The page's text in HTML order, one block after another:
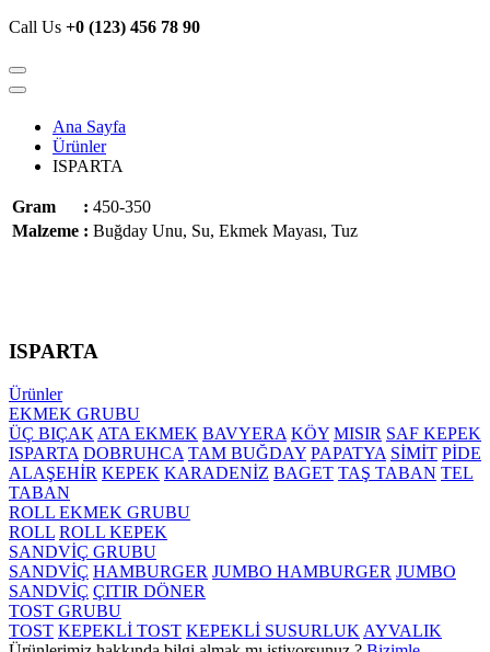
Call Us +0 (123) 456 78 90
Ana Sayfa
Ürünler
ISPARTA
Gram : 450-350
Malzeme : Buğday Unu, Su, Ekmek Mayası, Tuz
ISPARTA
Ürünler
EKMEK GRUBU
ÜÇ BIÇAK ATA EKMEK BAVYERA KÖY MISIR SAF KEPEK
ISPARTA DOBRUHCA TAM BUĞDAY PAPATYA SİMİT PİDE
ALAŞEHİR KEPEK KARADENİZ BAGET TAŞ TABAN TEL
TABAN
ROLL EKMEK GRUBU
ROLL ROLL KEPEK
SANDVİÇ GRUBU
SANDVİÇ HAMBURGER JUMBO HAMBURGER JUMBO
SANDVİÇ ÇITIR DÖNER
TOST GRUBU
TOST KEPEKLİ TOST KEPEKLİ SUSURLUK AYVALIK